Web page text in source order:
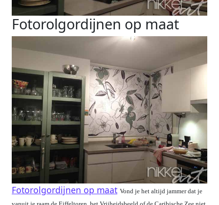
Fotorolgordijnen op maat
Fotorolgordijnen op maat Vond je het altijd jammer dat je